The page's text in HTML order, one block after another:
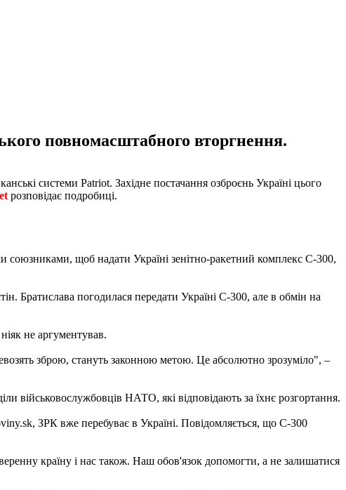
повномасштабного вторгнення.
системи Patriot. Західне постачання озброєнь Україні цього
розповідає подробиці.
щоб надати Україні зенітно-ракетний комплекс С-300,
Братислава погодилася передати Україні С-300, але в обмін на
не аргументував.
зброю, стануть законною метою. Це абсолютно зрозуміло", –
військовослужбовців НАТО, які відповідають за їхнє розгортання.
ЗРК вже перебуває в Україні. Повідомляється, що С-300
країну і нас також. Наш обов'язок допомогти, а не залишатися